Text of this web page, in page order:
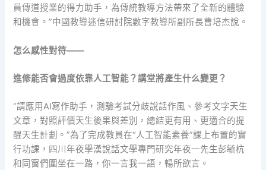
員傳道授業的得力助手，為傳統教導方法帶來了全新的體驗
和機會。”中國教導迷信研討院數字教導所副所長曹培杰說。
怎么感性對待——
進修能否會過度依靠人工智能？講堂將產生什么變更？
“請應用AI寫作助手，測驗考試分歧說話作風、參考文字天生
文章，對照評價天生後果與差別，總結更有用、更適合的提
醒天生計劃。”為了完成教員在“人工智能素養”課上布置的實
行功課，四川年夜學漢說話文學專門研究年夜一先生彭毓杭
和同窗們圍坐在一路，你一言我一語，暢所欲言。